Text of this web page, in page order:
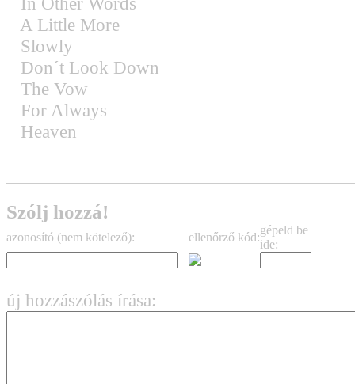
A Little More
Slowly
Don´t Look Down
The Vow
For Always
Heaven
Szólj hozzá!
azonosító (nem kötelező): ellenőrző kód:
gépeld be
ide:
új hozzászólás írása: